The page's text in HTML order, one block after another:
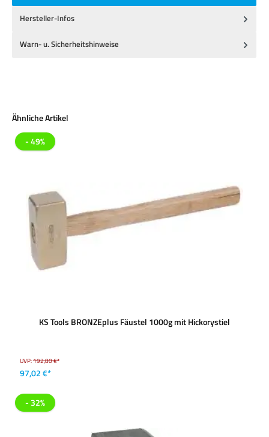
Hersteller-Infos
Warn- u. Sicherheitshinweise
Produktgalerie überspringen
Ähnliche Artikel
- 49%
KS Tools BRONZEplus Fäustel 1000g mit Hickorystiel
UVP:192,80 €*
97,02 €*
- 32%